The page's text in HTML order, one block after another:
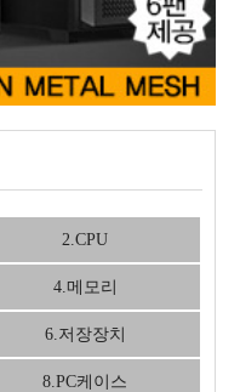
2.CPU
4.메모리
6.저장장치
8.PC케이스